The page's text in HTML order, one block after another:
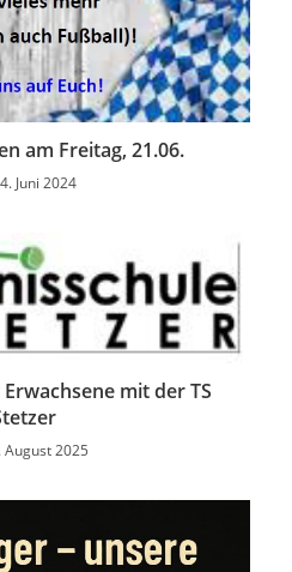
am Freitag, 21.06.
Juni 2024
mit der TS
August 2025